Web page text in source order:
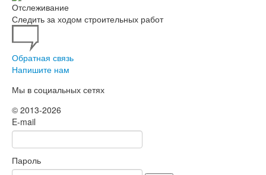
Отслеживание
Следить за ходом строительных работ
Обратная связь
Напишите нам
Мы в социальных сетях
© 2013-2026
E-mail
Пароль